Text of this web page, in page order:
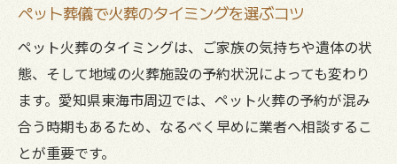
ペット葬儀で供養方法を選ぶ際の判断基準
供養塔や手元供養のメリットとリスク解説
ペット葬儀後に後悔しない選択のコツとは
家族で相談したいペット葬儀供養の注意点
口コミから学ぶペット葬儀供養方法の選び
ペット葬儀で火葬のタイミングを選ぶコツ
ペット火葬のタイミングは、ご家族の気持ちや遺体の状
態、そして地域の火葬施設の予約状況によっても変わり
ます。愛知県東海市周辺では、ペット火葬の予約が混み
合う時期もあるため、なるべく早めに業者へ相談するこ
とが重要です。